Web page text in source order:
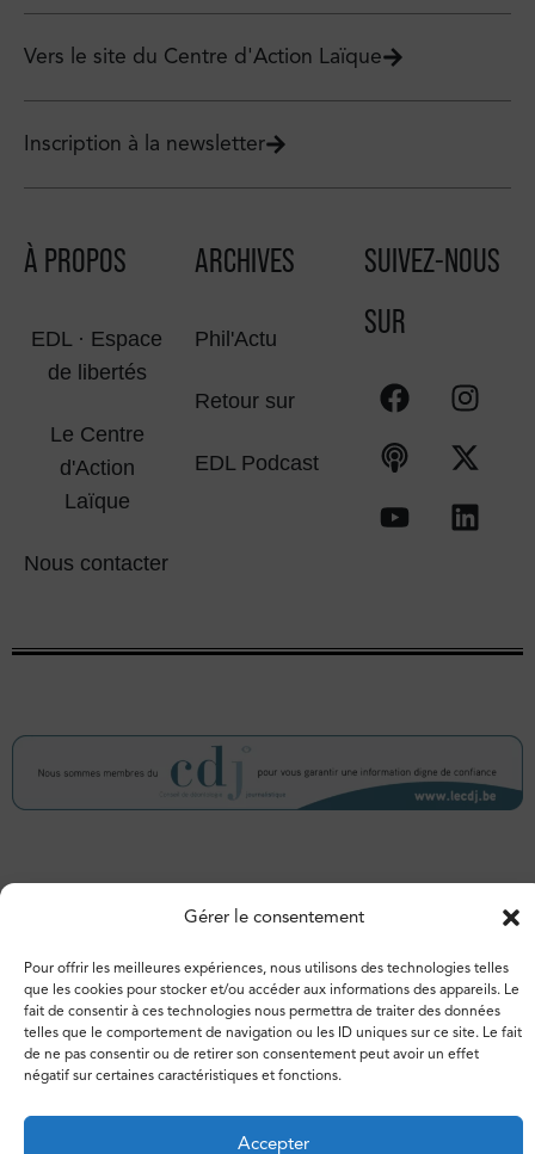
Gérer le consentement
Pour offrir les meilleures expériences, nous utilisons des technologies telles
que les cookies pour stocker et/ou accéder aux informations des appareils. Le
fait de consentir à ces technologies nous permettra de traiter des données
telles que le comportement de navigation ou les ID uniques sur ce site. Le fait
de ne pas consentir ou de retirer son consentement peut avoir un effet
négatif sur certaines caractéristiques et fonctions.
Accepter
Vers le site du Centre d'Action Laïque
Inscription à la newsletter
À PROPOS
EDL · Espace
de libertés
Le Centre
d'Action
Laïque
Nous contacter
ARCHIVES
Phil'Actu
Retour sur
EDL Podcast
SUIVEZ-NOUS
SUR
© 2026 – Espace de libertés. Tous droits réservés.